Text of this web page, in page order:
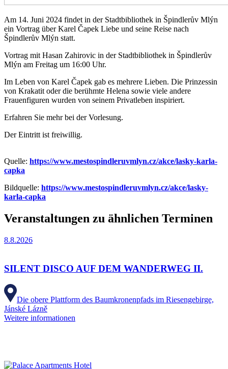
Am 14. Juni 2024 findet in der Stadtbibliothek in Špindlerův Mlýn
ein Vortrag über Karel Čapek Liebe und seine Reise nach
Špindlerův Mlýn statt.
Vortrag mit Hasan Zahirovic in der Stadtbibliothek in Špindlerův
Mlýn am Freitag um 16:00 Uhr.
Im Leben von Karel Čapek gab es mehrere Lieben. Die Prinzessin
von Krakatit oder die berühmte Helena sowie viele andere
Frauenfiguren wurden von seinem Privatleben inspiriert.
Erfahren Sie mehr bei der Vorlesung.
Der Eintritt ist freiwillig.
Quelle: https://www.mestospindleruvmlyn.cz/akce/lasky-karla-
capka
Bildquelle: https://www.mestospindleruvmlyn.cz/akce/lasky-
karla-capka
Veranstaltungen zu ähnlichen Terminen
8.8.2026
SILENT DISCO AUF DEM WANDERWEG II.
Die obere Plattform des Baumkronenpfads im Riesengebirge,
Jánské Lázně
Weitere informationen